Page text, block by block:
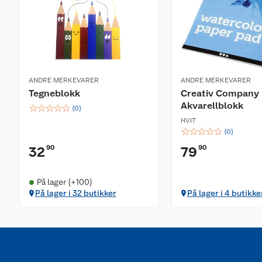
ANDRE MERKEVARER
Tegneblokk
☆☆☆☆☆ (0)
32 90
På lager (+100)
På lager i 32 butikker
ANDRE MERKEVARER
Creativ Company
Akvarellblokk
HVIT
☆☆☆☆☆ (0)
79 90
På lager i 4